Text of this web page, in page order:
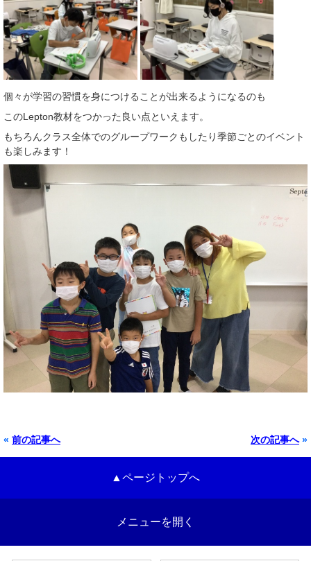
個々が学習の習慣を身につけることが出来るようになるのも
このLepton教材をつかった良い点といえます。
もちろんクラス全体でのグループワークもしたり季節ごとのイベント
も楽しみます！
« 前の記事へ 次の記事へ»
▲ページトップへ
メニューを開く